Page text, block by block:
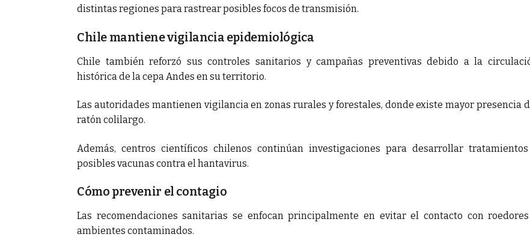
distintas regiones para rastrear posibles focos de transmisión.
Chile mantiene vigilancia epidemiológica
Chile también reforzó sus controles sanitarios y campañas preventivas debido a la
histórica de la cepa Andes en su territorio.
Las autoridades mantienen vigilancia en zonas rurales y forestales, donde existe mayor presencia
ratón colilargo.
Además, centros científicos chilenos continúan investigaciones para desarrollar
posibles vacunas contra el hantavirus.
Cómo prevenir el contagio
Las recomendaciones sanitarias se enfocan principalmente en evitar el contacto con
ambientes contaminados.